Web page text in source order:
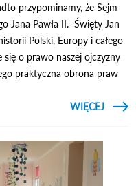
przypominamy, że Sejm
Jana Pawła II. Święty Jan
Polski, Europy i całego
o prawo naszej ojczyzny
praktyczna obrona praw
CZYTAJ
WIĘCEJ
O